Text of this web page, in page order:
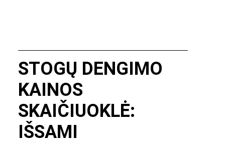
STOGŲ DENGIMO
KAINOS
SKAIČIUOKLĖ:
IŠSAMI